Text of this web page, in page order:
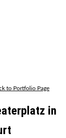
to Portfolio Page
in